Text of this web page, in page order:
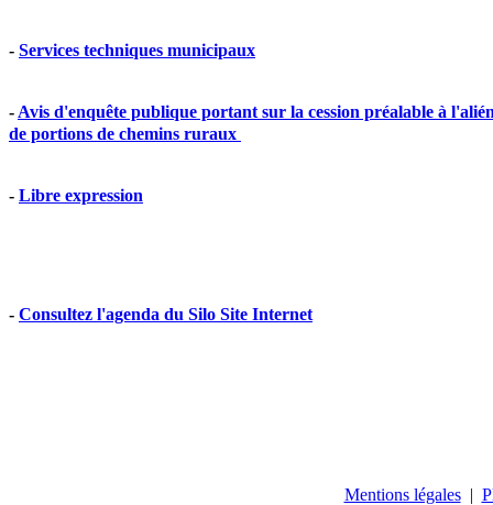
- Services techniques municipaux
- Avis d'enquête publique portant sur la cession préalable à
de portions de chemins ruraux
- Libre expression
- Consultez l'agenda du Silo Site Internet
Mentions légales |